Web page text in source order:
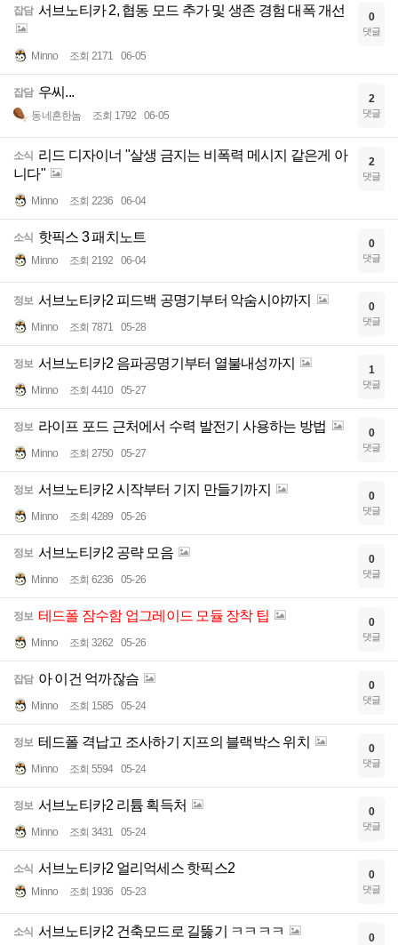
잡담 서브노티카 2, 협동 모드 추가 및 생존 경험 대폭 개선
Minno 조회 2171 06-05
0
댓글
잡담 우씨...
동네흔한놈 조회 1792 06-05
2
댓글
소식 리드 디자이너 "살생 금지는 비폭력 메시지 같은게 아
니다"
Minno 조회 2236 06-04
2
댓글
소식 핫픽스 3 패치노트
Minno 조회 2192 06-04
0
댓글
정보 서브노티카2 피드백 공명기부터 악숨시야까지
Minno 조회 7871 05-28
0
댓글
정보 서브노티카2 음파공명기부터 열불내성까지
Minno 조회 4410 05-27
1
댓글
정보 라이프 포드 근처에서 수력 발전기 사용하는 방법
Minno 조회 2750 05-27
0
댓글
정보 서브노티카2 시작부터 기지 만들기까지
Minno 조회 4289 05-26
0
댓글
정보 서브노티카2 공략 모음
Minno 조회 6236 05-26
0
댓글
정보 테드폴 잠수함 업그레이드 모듈 장착 팁
Minno 조회 3262 05-26
0
댓글
잡담 아 이건 억까잖슴
Minno 조회 1585 05-24
0
댓글
정보 테드폴 격납고 조사하기 지프의 블랙박스 위치
Minno 조회 5594 05-24
0
댓글
정보 서브노티카2 리튬 획득처
Minno 조회 3431 05-24
0
댓글
소식 서브노티카2 얼리억세스 핫픽스2
Minno 조회 1936 05-23
0
댓글
소식 서브노티카2 건축모드로 길뚫기 ㅋㅋㅋㅋ 0